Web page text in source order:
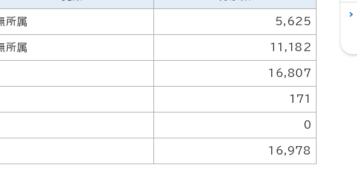
所属 5,625
所属 11,182
16,807
171
0
16,978